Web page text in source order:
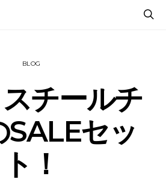
BLOG
チールチ
SALEセッ
ト！